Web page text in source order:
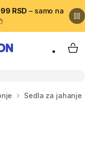
RSD – samo na
My
Sedla za jahanje